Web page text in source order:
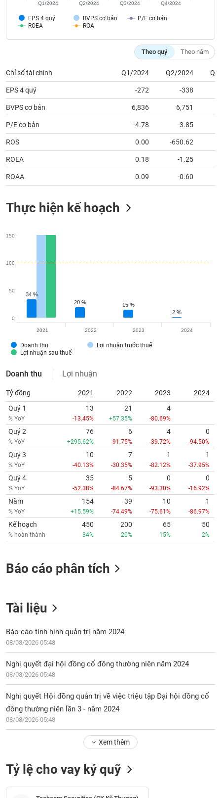
EPS 4 quý BVPS cơ bản
P/E cơ bản
ROEA
ROA
Q1/2024 Q2/2024 Q3/2024 Q4/2024
Theo quý Theo năm
Chỉ số tài chính Q1/2024 Q2/2024
EPS 4 quý -272 -338
BVPS cơ bản 6,836 6,751
P/E cơ bản -4.78 -3.85
ROS 0.00 -650.62
ROEA 0.18 -1.25
ROAA 0.09 -0.60
Thực hiện kế hoạch
34 %
34 %
20 %
20 % 15 %
15 %
2 %
2 %
Doanh thu
Lợi nhuận trước thuế
Lợi nhuận sau thuế
0
50
100
150
2021 2022 2023 2024
Doanh thu Lợi nhuận
Tỷ đồng 2021 2022 2023
2024
Quý 1
% YoY
13
-13.45%
21
+57.35%
4
-80.69%
Quý 2
% YoY
76
+295.62%
6
-91.75%
4
-39.72%
0
-94.50%
Quý 3
% YoY
10
-40.13%
7
-30.35%
1
-82.12%
1
-37.95%
Quý 4
% YoY
35
-52.38%
5
-84.67%
0
-93.30%
0
-16.92%
Năm
% YoY
154
+15.59%
39
-74.49%
10
-75.61%
1
-86.97%
Kế hoạch
% hoàn thành
450
34%
200
20%
65
15%
50
2%
Báo cáo phân tích
Tài liệu
Báo cáo tình hình quản trị năm 2024
08/08/2026 05:48
Nghị quyết đại hội đồng cổ đông thường niên năm 2024
08/08/2026 05:48
Nghị quyết Hội đồng quản trị về việc triệu tập Đại hội đồng cổ
đông thường niên lần 3 - năm 2024
08/08/2026 05:48
Xem thêm
Tỷ lệ cho vay ký quỹ
Truyền
Dữ
liệu
tài
chính